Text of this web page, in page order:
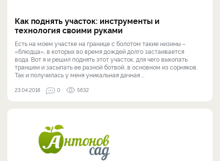
Как поднять участок: инструменты и
технология своими руками
Есть на моем участке на границе с болотом такие низины –
«блюдца», в которых во время дождей долго застаивается
вода. Вот я и решил поднять этот участок, для чего выкопать
траншеи и засыпать ее разной ботвой, в основном из сорняков.
Так и получилась у меня уникальная дачная ...
23.04.2018 0 5632